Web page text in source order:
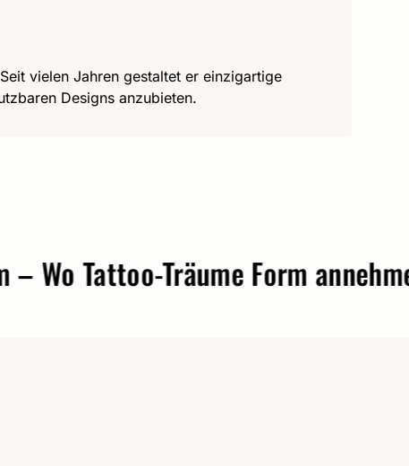
vielen Jahren gestaltet er einzigartige
Designs anzubieten.
Träume Form annehmen.